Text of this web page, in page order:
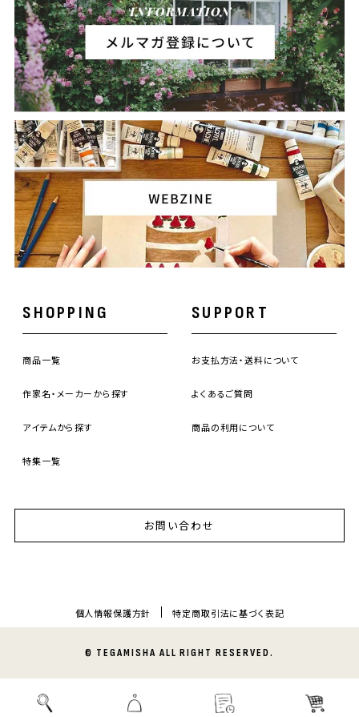
SHOPPING
商品一覧
作家名・メーカーから探す
アイテムから探す
特集一覧
SUPPORT
お支払方法・送料について
よくあるご質問
商品の利用について
お問い合わせ
個人情報保護方針 特定商取引法に基づく表記
© TEGAMISHA ALL RIGHT RESERVED.